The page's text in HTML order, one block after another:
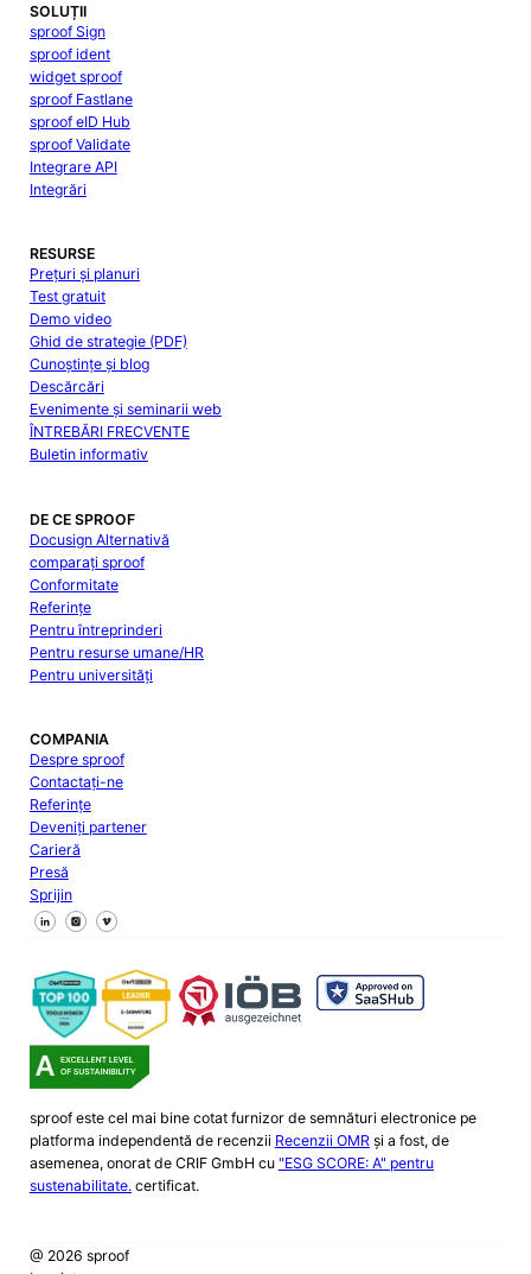
SOLUȚII
sproof Sign
sproof ident
widget sproof
sproof Fastlane
sproof eID Hub
sproof Validate
Integrare API
Integrări
RESURSE
Prețuri și planuri
Test gratuit
Demo video
Ghid de strategie (PDF)
Cunoștințe și blog
Descărcări
Evenimente și seminarii web
ÎNTREBĂRI FRECVENTE
Buletin informativ
DE CE SPROOF
Docusign Alternativă
comparați sproof
Conformitate
Referințe
Pentru întreprinderi
Pentru resurse umane/HR
Pentru universități
COMPANIA
Despre sproof
Contactați-ne
Referințe
Deveniți partener
Carieră
Presă
Sprijin
Urmăriți-ne pe Facebook
Urmăriți-ne pe X
Urmăriți-ne pe LinkedIn
sproof este cel mai bine cotat furnizor de semnături electronice pe
platforma independentă de recenzii Recenzii OMRși a fost, de
asemenea, onorat de CRIF GmbH cu "ESG SCORE: A" pentru
sustenabilitate.certificat.
@ 2026 sproof